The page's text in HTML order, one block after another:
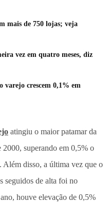
mais de 750 lojas; veja
vez em quatro meses, diz
varejo crescem 0,1% em
atingiu o maior patamar da
superando em 0,5% o
Além disso, a última vez que o
seguidos de alta foi no
houve elevação de 0,5%